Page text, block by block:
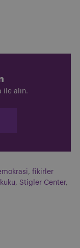
ile alın.
, fikirler
, Stigler Center,